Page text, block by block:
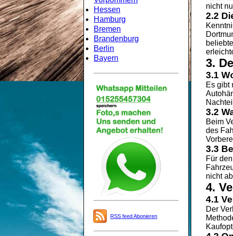
Hessen
Hamburg
Bremen
Brandenburg
Berlin
Bayern
RSS feed Abonieren
nicht
2.2
3.
3.1
Es gibt
3.2
Beim
des
3.3
Für
nicht
4.
4.1
Der